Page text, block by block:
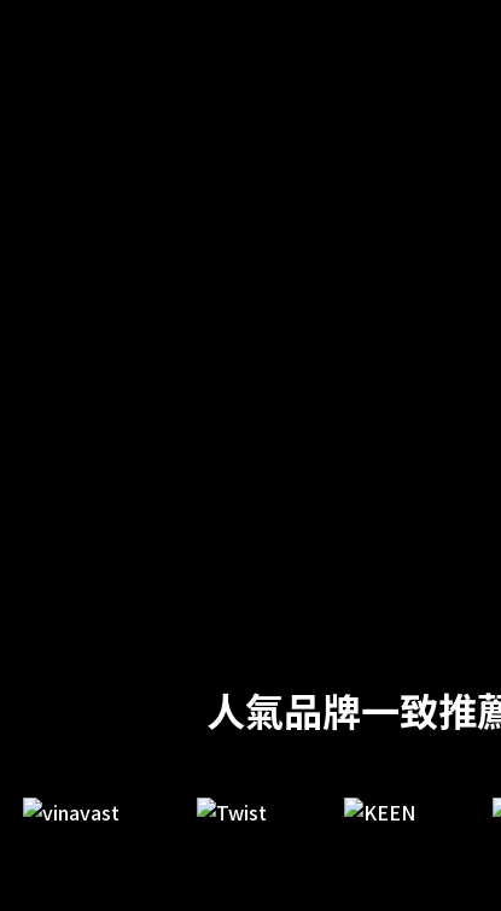
人氣品牌一致推